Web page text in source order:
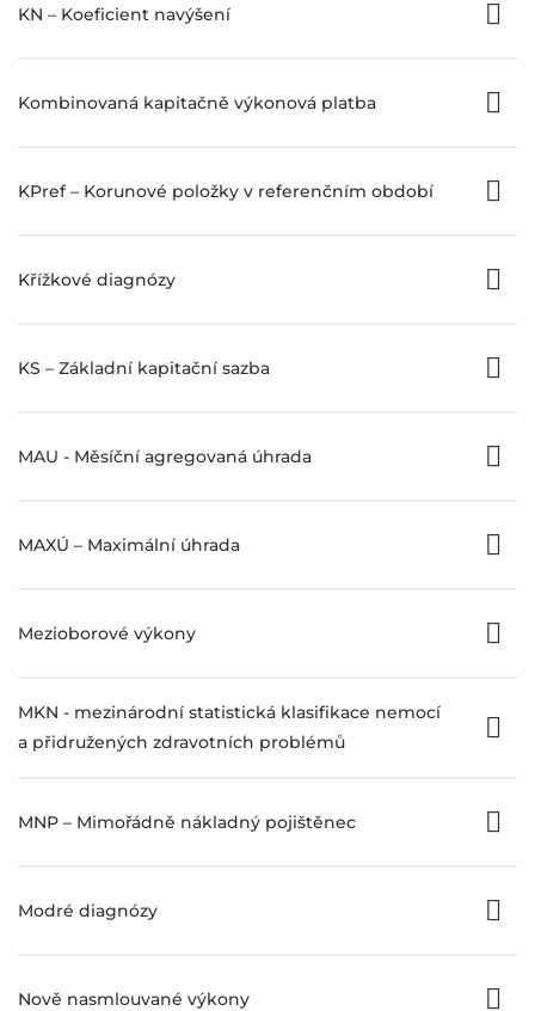
KN – Koeficient navýšení
Kombinovaná kapitačně výkonová platba
KPref – Korunové položky v referenčním období
Křížkové diagnózy
KS – Základní kapitační sazba
MAU - Měsíční agregovaná úhrada
MAXÚ – Maximální úhrada
Mezioborové výkony
MKN - mezinárodní statistická klasifikace nemocí
a přidružených zdravotních problémů
MNP – Mimořádně nákladný pojištěnec
Modré diagnózy
Nově nasmlouvané výkony